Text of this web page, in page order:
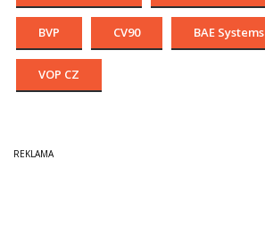
BVP CV90 BAE Systems
VOP CZ